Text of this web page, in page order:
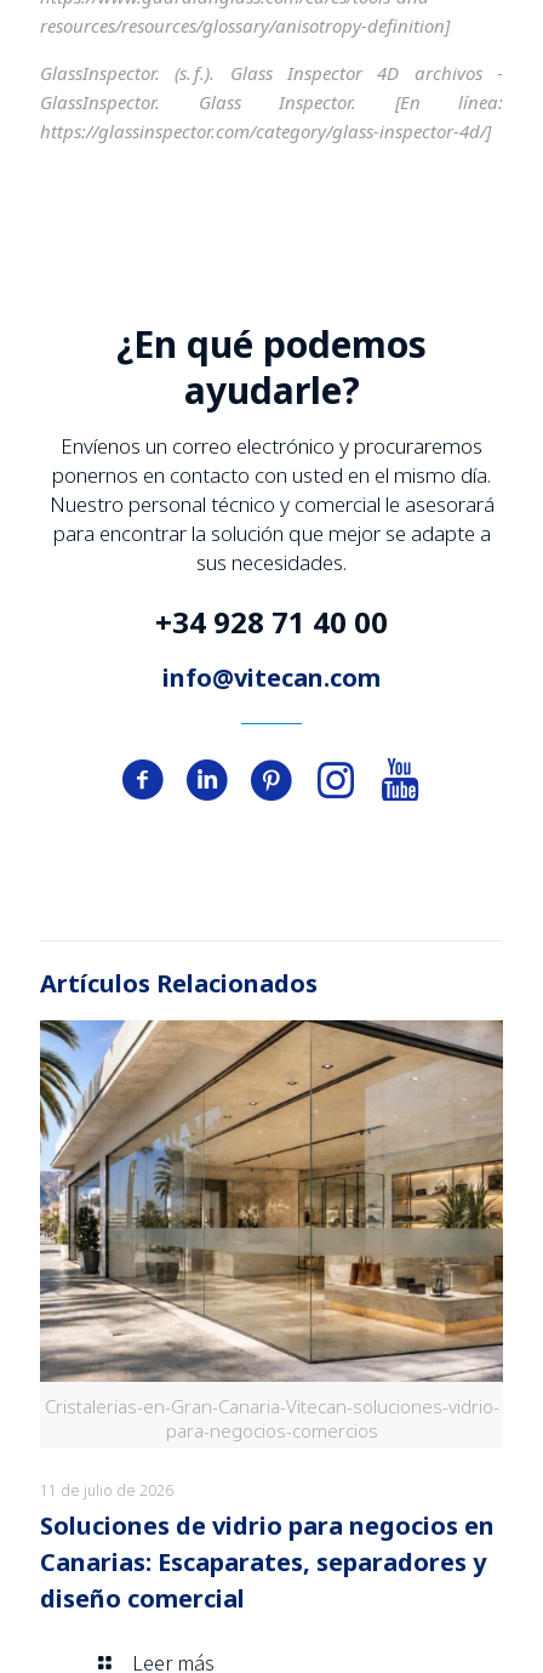
resources/resources/glossary/anisotropy-definition]
GlassInspector. (s. f.). Glass Inspector 4D archivos -
GlassInspector. Glass Inspector. [En línea:
https://glassinspector.com/category/glass-inspector-4d/]
¿En qué podemos
ayudarle?
Envíenos un correo electrónico y procuraremos
ponernos en contacto con usted en el mismo día.
Nuestro personal técnico y comercial le asesorará
para encontrar la solución que mejor se adapte a
sus necesidades.
+34 928 71 40 00
info@vitecan.com
Artículos Relacionados
Cristalerias-en-Gran-Canaria-Vitecan-soluciones-vidrio-
para-negocios-comercios
11 de julio de 2026
Soluciones de vidrio para negocios en
Canarias: Escaparates, separadores y
diseño comercial
Leer más